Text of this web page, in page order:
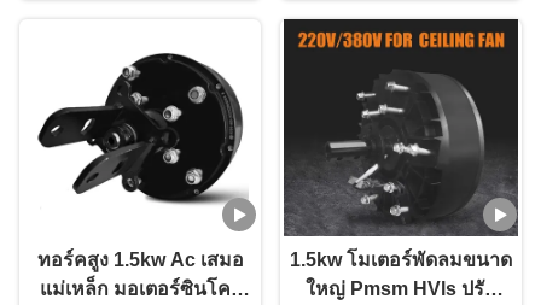
ทอร์คสูง 1.5kw Ac เสมอ
แม่เหล็ก มอเตอร์ซินโคร
1.5kw โมเตอร์พัดลมขนาด
ใหญ่ Pmsm HVls ปรับ